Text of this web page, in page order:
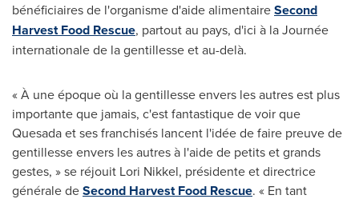
bénéficiaires de l'organisme d'aide alimentaireSecond
Harvest Food Rescue, partout au pays, d'ici à la Journée
internationale de la gentillesse et au-delà.
« À une époque où la gentillesse envers les autres est plus
importante que jamais, c'est fantastique de voir que
Quesada et ses franchisés lancent l'idée de faire preuve de
gentillesse envers les autres à l'aide de petits et grands
gestes, » se réjouit Lori Nikkel, présidente et directrice
générale deSecond Harvest Food Rescue. « En tant